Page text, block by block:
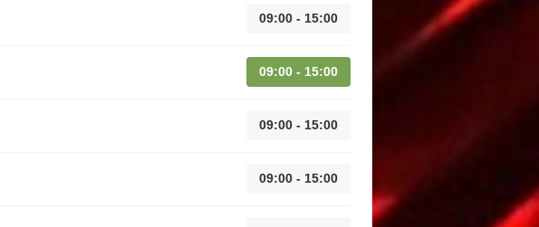
09:00 - 15:00
09:00 - 15:00
09:00 - 15:00
09:00 - 15:00